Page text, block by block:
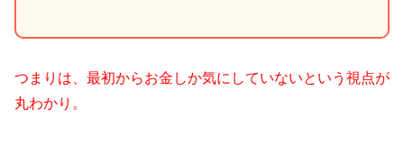
つまりは、最初からお金しか気にしていないという視点が
丸わかり。